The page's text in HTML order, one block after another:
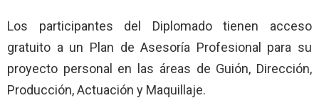
Los participantes del Diplomado tienen acceso
gratuito a un Plan de Asesoría Profesional para su
proyecto personal en las áreas de Guión, Dirección,
Producción, Actuación y Maquillaje.